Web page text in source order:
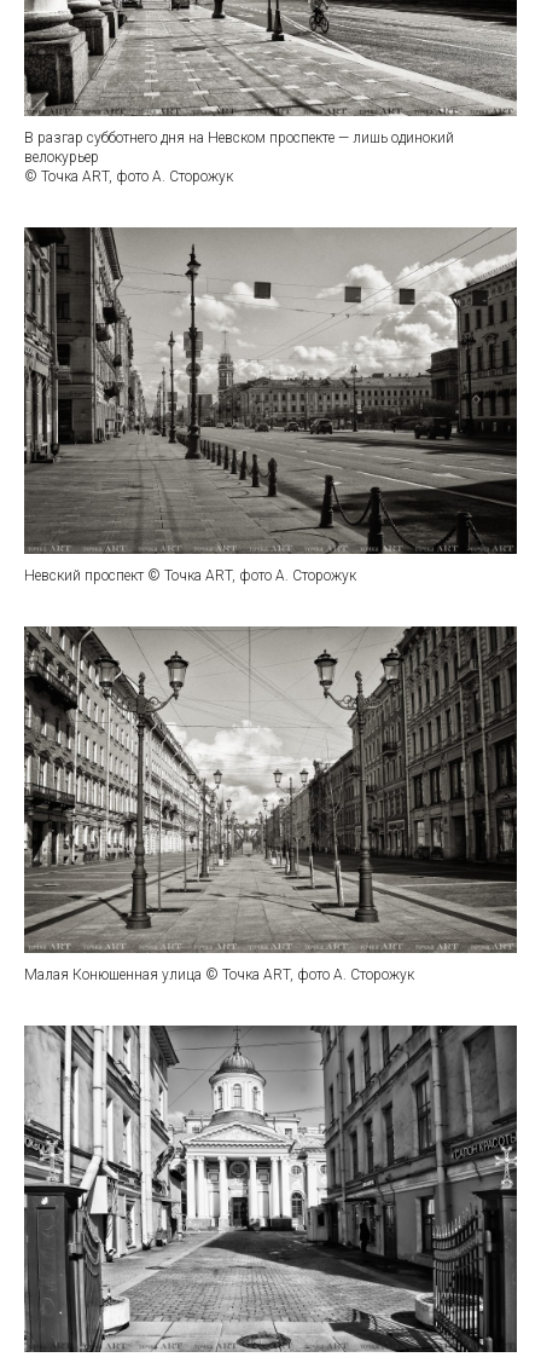
В разгар субботнего дня на Невском проспекте — лишь одинокий
велокурьер
© Точка ART, фото А. Сторожук
Невский проспект © Точка ART, фото А. Сторожук
Малая Конюшенная улица © Точка ART, фото А. Сторожук